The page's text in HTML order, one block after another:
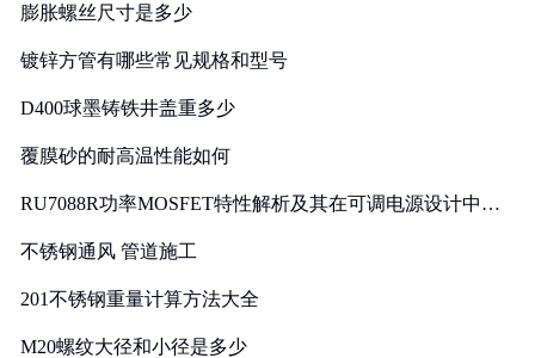
膨胀螺丝尺寸是多少
镀锌方管有哪些常见规格和型号
D400球墨铸铁井盖重多少
覆膜砂的耐高温性能如何
RU7088R功率MOSFET特性解析及其在可调电源设计中的
不锈钢通风 管道施工
201不锈钢重量计算方法大全
M20螺纹大径和小径是多少